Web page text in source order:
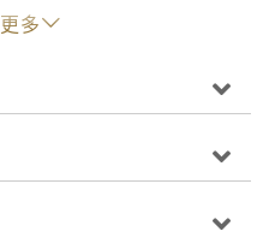
限定特典！ 女神官SS加
的城市嗎？」某天，一份
神之都—的大主教。大主
多